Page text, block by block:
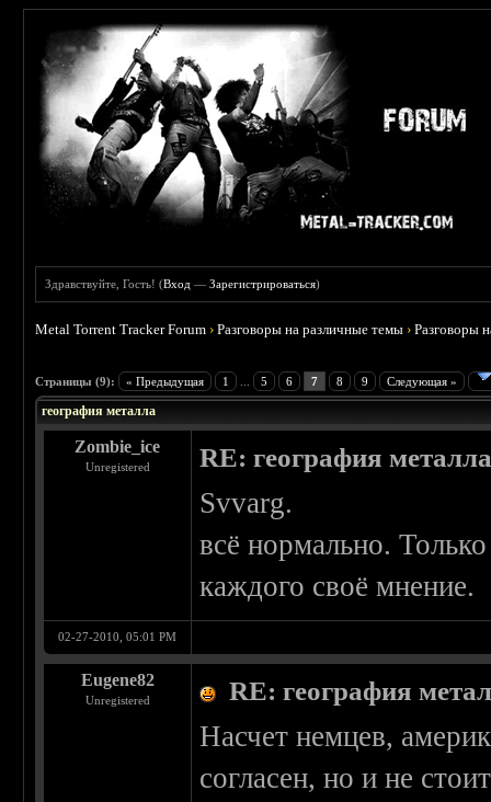
Здравствуйте, Гость! (Вход —Зарегистрироваться)
Metal Torrent Tracker Forum ›Разговоры на различные темы ›Разговоры
Страницы (9): « Предыдущая 1 5 6 7 8 9 Следующая »
география металла
Zombie_ice
Unregistered RE: география
Svvarg.
всё нормально.
каждого своё мнение.
02-27-2010, 05:01 PM
Eugene82
Unregistered RE: география
Насчет немцев,
согласен, но и не